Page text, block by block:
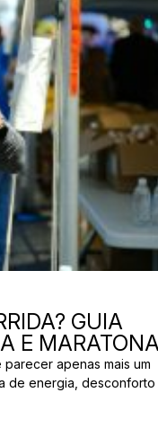
GUIA
E MARATONA
apenas mais um
de energia, desconforto